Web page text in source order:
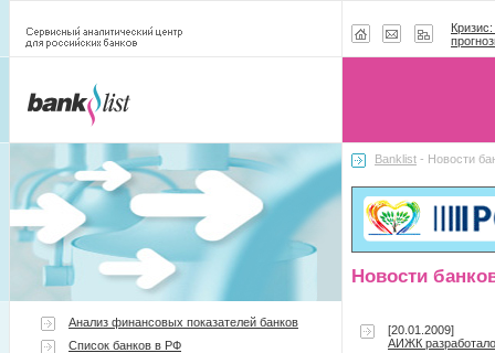
Анализ финансовых показателей банков
Список банков в РФ
Banklist - Новости
Новости
[20.01.2009]
АИЖК